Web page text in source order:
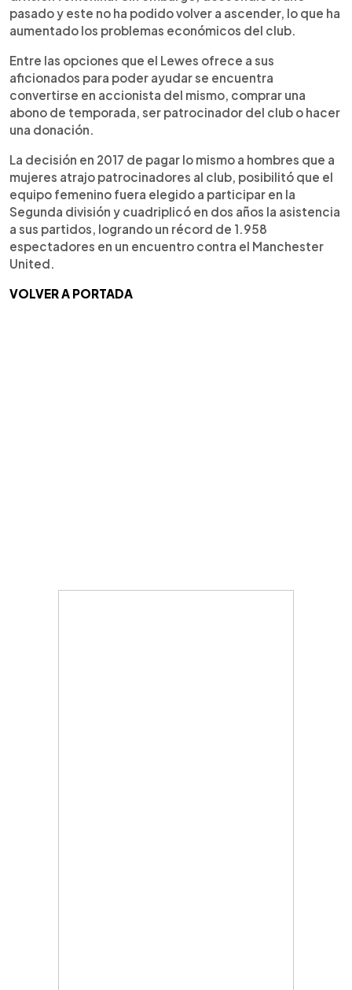
pasado y este no ha podido volver a ascender, lo que ha
aumentado los problemas económicos del club.
Entre las opciones que el Lewes ofrece a sus
aficionados para poder ayudar se encuentra
convertirse en accionista del mismo, comprar una
abono de temporada, ser patrocinador del club o hacer
una donación.
La decisión en 2017 de pagar lo mismo a hombres que a
mujeres atrajo patrocinadores al club, posibilitó que el
equipo femenino fuera elegido a participar en la
Segunda división y cuadriplicó en dos años la asistencia
a sus partidos, logrando un récord de 1.958
espectadores en un encuentro contra el Manchester
United.
VOLVER A PORTADA